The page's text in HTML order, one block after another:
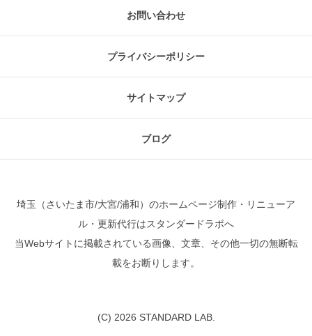
お問い合わせ
プライバシーポリシー
サイトマップ
ブログ
埼玉（さいたま市/大宮/浦和）のホームページ制作・リニューア
ル・更新代行はスタンダードラボへ
当Webサイトに掲載されている画像、文章、その他一切の無断転
載をお断りします。
(C) 2026 STANDARD LAB.